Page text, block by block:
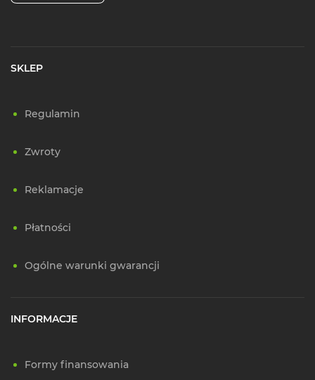
SKLEP
Regulamin
Zwroty
Reklamacje
Płatności
Ogólne warunki gwarancji
INFORMACJE
Formy finansowania